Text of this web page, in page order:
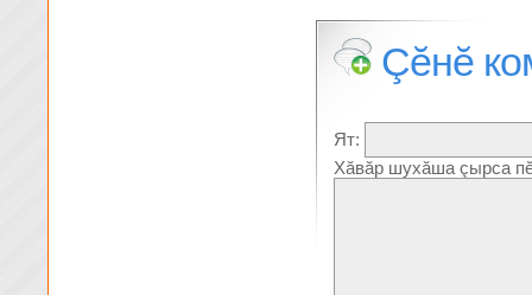
Çĕнĕ
Ят:
Хăвăр шухăша çырса